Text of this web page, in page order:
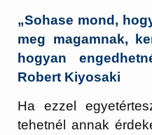
„Sohase mond,
meg magamnak,
hogyan
Robert Kiyosaki
Ha ezzel
tehetnél annak